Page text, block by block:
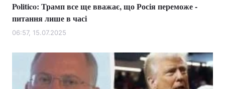
Politico: Трамп все ще вважає, що Росія переможе -
питання лише в часі
06:57, 15.07.2025